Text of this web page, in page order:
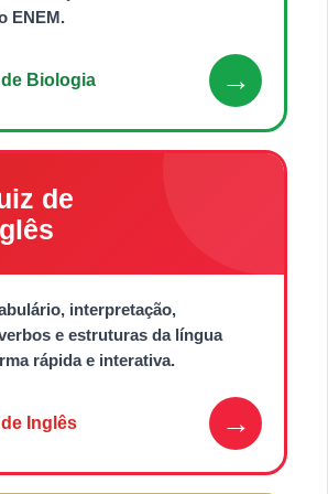
ENEM.
Biologia →
de
interpretação,
e estruturas da língua
rápida e interativa.
Inglês →